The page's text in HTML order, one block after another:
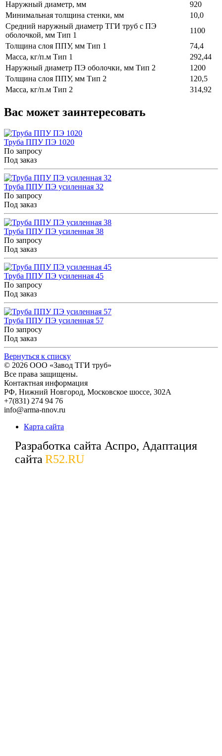
Наружный диаметр, мм
920
Минимальная толщина стенки, мм
10,0
Средний наружный диаметр ТГИ труб с ПЭ
оболочкой, мм Тип 1
1100
Толщина слоя ППУ, мм Тип 1
74,4
Масса, кг/п.м Тип 1
292,44
Наружный диаметр ПЭ оболочки, мм Тип 2
1200
Толщина слоя ППУ, мм Тип 2
120,5
Масса, кг/п.м Тип 2
314,92
Вас может заинтересовать
Труба ППУ ПЭ 1020
По запросу
Под заказ
Труба ППУ ПЭ усиленная 32
По запросу
Под заказ
Труба ППУ ПЭ усиленная 38
По запросу
Под заказ
Труба ППУ ПЭ усиленная 45
По запросу
Под заказ
Труба ППУ ПЭ усиленная 57
По запросу
Под заказ
Вернуться к списку
© 2026 ООО «Завод ТГИ труб»
Все права защищены.
Контактная информация
РФ, Нижний Новгород, Московское шоссе, 302А
+7(831) 274 94 76
info@arma-nnov.ru
Карта сайта
Разработка сайта Аспро, Адаптация
сайта R52.RU